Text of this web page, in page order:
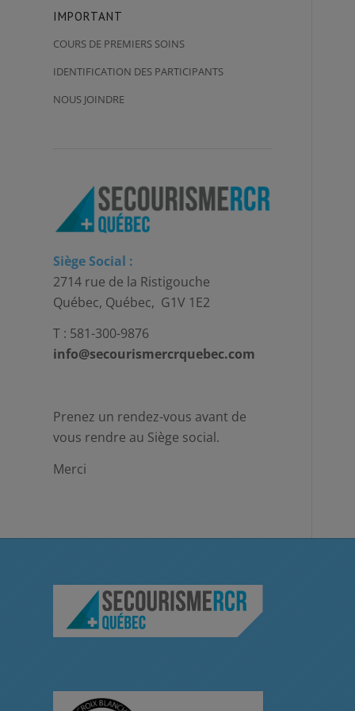
IMPORTANT
COURS DE PREMIERS SOINS
IDENTIFICATION DES PARTICIPANTS
NOUS JOINDRE
Siège Social :
2714 rue de la Ristigouche
Québec, Québec, G1V 1E2
T : 581-300-9876
info@secourismercrquebec.com
Prenez un rendez-vous avant de
vous rendre au Siège social.
Merci